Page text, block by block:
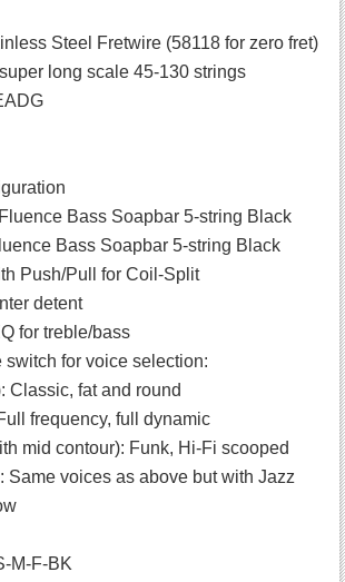
Steel Fretwire (58118 for zero fret)
long scale 45-130 strings
Bass Soapbar 5-string Black
Bass Soapbar 5-string Black
Push/Pull for Coil-Split
detent
for treble/bass
for voice selection:
Classic, fat and round
frequency, full dynamic
mid contour): Funk, Hi-Fi scooped
Same voices as above but with Jazz
M-F-BK